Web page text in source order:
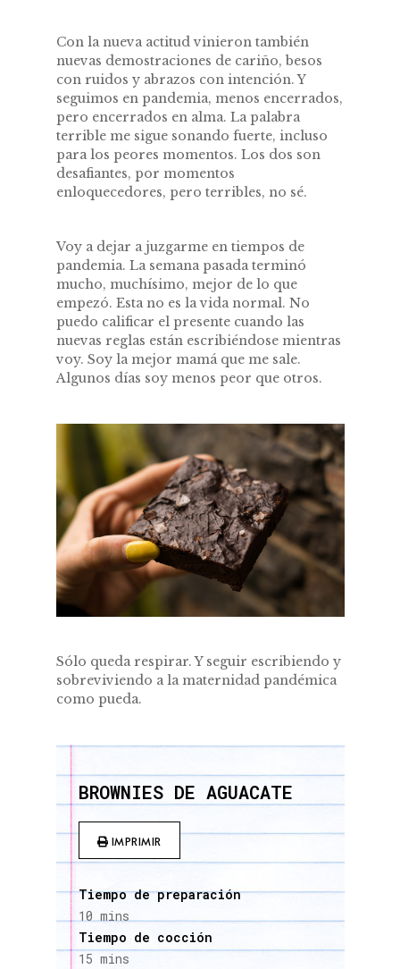
Con la nueva actitud vinieron también
nuevas demostraciones de cariño, besos
con ruidos y abrazos con intención. Y
seguimos en pandemia, menos encerrados,
pero encerrados en alma. La palabra
terrible me sigue sonando fuerte, incluso
para los peores momentos. Los dos son
desafiantes, por momentos
enloquecedores, pero terribles, no sé.
Voy a dejar a juzgarme en tiempos de
pandemia. La semana pasada terminó
mucho, muchísimo, mejor de lo que
empezó. Esta no es la vida normal. No
puedo calificar el presente cuando las
nuevas reglas están escribiéndose mientras
voy. Soy la mejor mamá que me sale.
Algunos días soy menos peor que otros.
Sólo queda respirar. Y seguir escribiendo y
sobreviviendo a la maternidad pandémica
como pueda.
BROWNIES DE AGUACATE
IMPRIMIR
Tiempo de preparación
10 mins
Tiempo de cocción
15 mins